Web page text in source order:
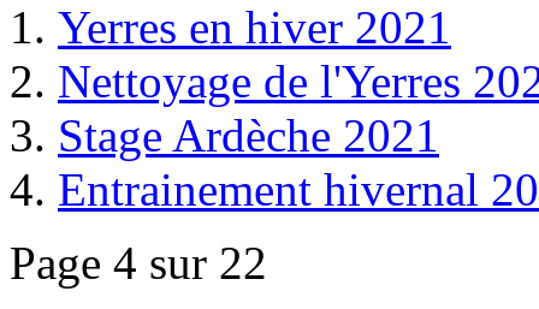
Yerres en hiver 2021
Nettoyage de l'Yerres
Stage Ardèche 2021
Entrainement hivernal
Page 4 sur 22